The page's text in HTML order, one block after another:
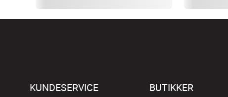
KUNDESERVICE BUTIKKER